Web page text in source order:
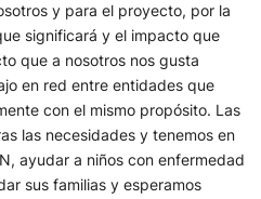
y para el proyecto, por la
significará y el impacto que
que a nosotros nos gusta
en red entre entidades que
con el mismo propósito. Las
las necesidades y tenemos en
ayudar a niños con enfermedad
sus familias y esperamos